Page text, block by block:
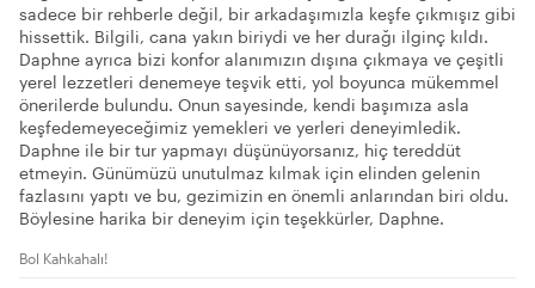
sadece bir rehberle değil, bir arkadaşımızla keşfe çıkmışız gibi
hissettik. Bilgili, cana yakın biriydi ve her durağı ilginç kıldı.
Daphne ayrıca bizi konfor alanımızın dışına çıkmaya ve çeşitli
yerel lezzetleri denemeye teşvik etti, yol boyunca mükemmel
önerilerde bulundu. Onun sayesinde, kendi başımıza asla
keşfedemeyeceğimiz yemekleri ve yerleri deneyimledik.
Daphne ile bir tur yapmayı düşünüyorsanız, hiç tereddüt
etmeyin. Günümüzü unutulmaz kılmak için elinden gelenin
fazlasını yaptı ve bu, gezimizin en önemli anlarından biri oldu.
Böylesine harika bir deneyim için teşekkürler, Daphne.
Bol Kahkahalı!